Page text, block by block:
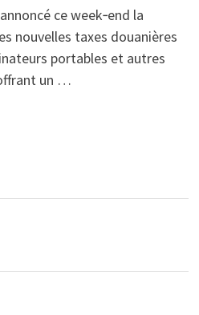
ce week‑end la
nouvelles taxes douanières
portables et autres
un …